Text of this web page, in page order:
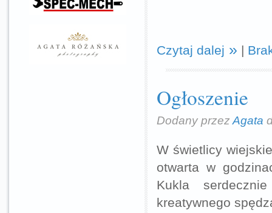
Czytaj dalej |
Ogłoszenie
Dodany przez Agata
W świetlicy
otwarta w
Kukla
kreatywnego